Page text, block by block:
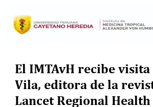
El IMTAvH recibe visita
Vila, editora de la
Lancet Regional Health